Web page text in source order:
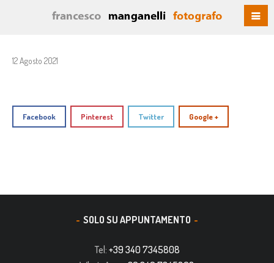
12 Agosto 2021
Facebook Pinterest Twitter Google +
SOLO SU APPUNTAMENTO
Tel: +39 340 7345808